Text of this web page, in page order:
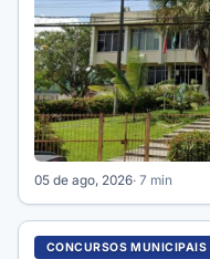
05 de ago, 2026· 7 min
CONCURSOS MUNICIPAIS